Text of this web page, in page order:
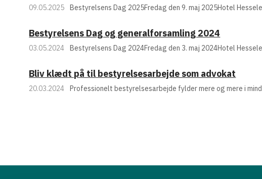
09.05.2025 Bestyrelsens Dag 2025Fredag den 9. maj 2025Hotel
Bestyrelsens Dag og generalforsamling 2024
03.05.2024 Bestyrelsens Dag 2024Fredag den 3. maj 2024Hotel
Bliv klædt på til bestyrelsesarbejde som advokat
20.03.2024 Professionelt bestyrelsesarbejde fylder mere og mere i